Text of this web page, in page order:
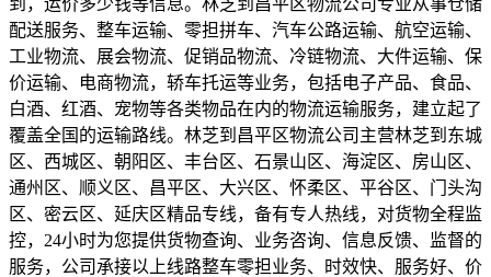
配送服务、整车运输、零担拼车、汽车公路运输、航空运输、
工业物流、展会物流、促销品物流、冷链物流、大件运输、保
价运输、电商物流，轿车托运等业务，包括电子产品、食品、
白酒、红酒、宠物等各类物品在内的物流运输服务，建立起了
覆盖全国的运输路线。林芝到昌平区物流公司主营林芝到东城
区、西城区、朝阳区、丰台区、石景山区、海淀区、房山区、
通州区、顺义区、昌平区、大兴区、怀柔区、平谷区、门头沟
区、密云区、延庆区精品专线，备有专人热线，对货物全程监
控，24小时为您提供货物查询、业务咨询、信息反馈、监督的
服务，公司承接以上线路整车零担业务、时效快、服务好、价